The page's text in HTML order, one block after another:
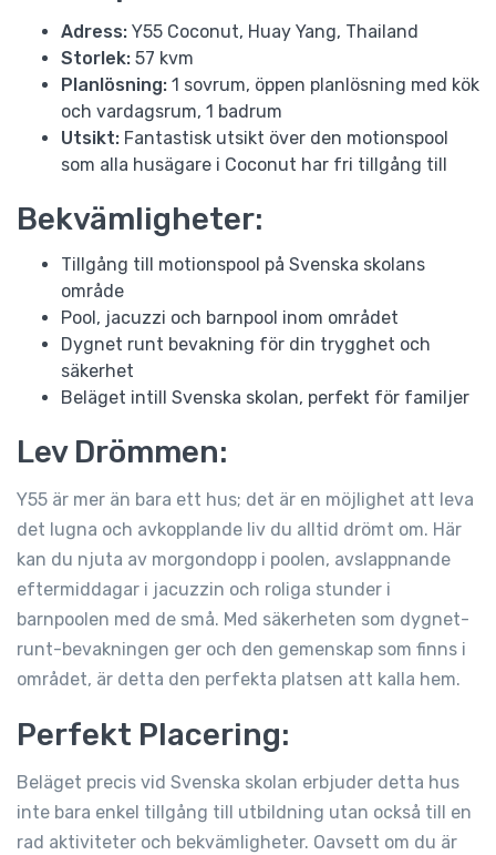
Adress: Y55 Coconut, Huay Yang, Thailand
Storlek: 57 kvm
Planlösning: 1 sovrum, öppen planlösning med kök
och vardagsrum, 1 badrum
Utsikt: Fantastisk utsikt över den motionspool
som alla husägare i Coconut har fri tillgång till
Bekvämligheter:
Tillgång till motionspool på Svenska skolans
område
Pool, jacuzzi och barnpool inom området
Dygnet runt bevakning för din trygghet och
säkerhet
Beläget intill Svenska skolan, perfekt för familjer
Lev Drömmen:
Y55 är mer än bara ett hus; det är en möjlighet att leva
det lugna och avkopplande liv du alltid drömt om. Här
kan du njuta av morgondopp i poolen, avslappnande
eftermiddagar i jacuzzin och roliga stunder i
barnpoolen med de små. Med säkerheten som dygnet-
runt-bevakningen ger och den gemenskap som finns i
området, är detta den perfekta platsen att kalla hem.
Perfekt Placering:
Beläget precis vid Svenska skolan erbjuder detta hus
inte bara enkel tillgång till utbildning utan också till en
rad aktiviteter och bekvämligheter. Oavsett om du är